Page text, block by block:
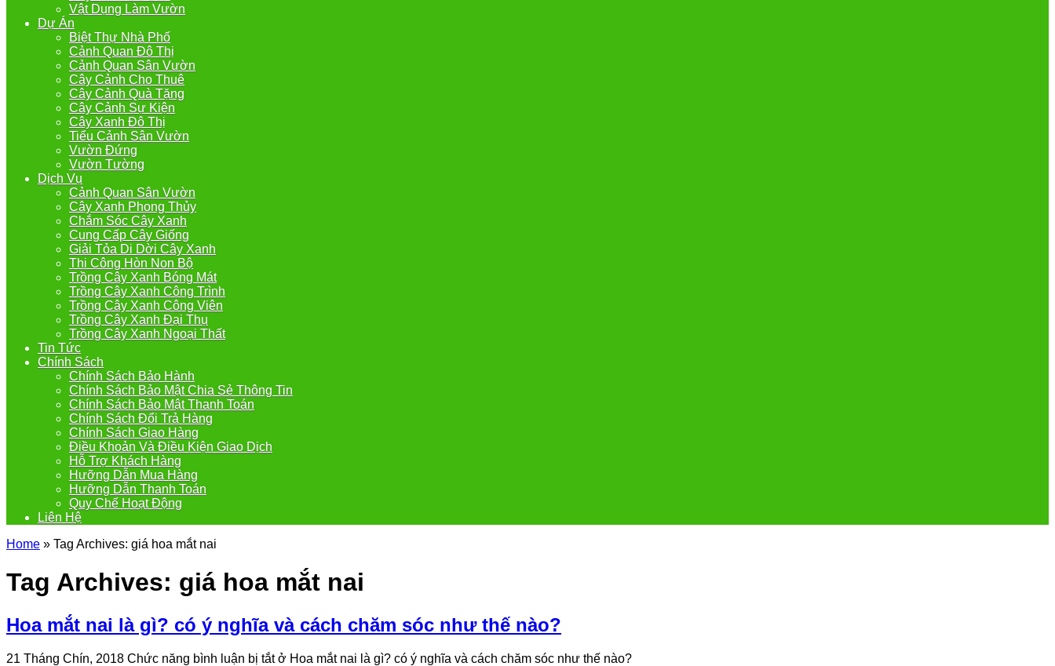
Vật Dụng Làm Vườn
Dự Án
Biệt Thự Nhà Phố
Cảnh Quan Đô Thị
Cảnh Quan Sân Vườn
Cây Cảnh Cho Thuê
Cây Cảnh Quà Tặng
Cây Cảnh Sự Kiện
Cây Xanh Đô Thị
Tiểu Cảnh Sân Vườn
Vườn Đứng
Vườn Tường
Dịch Vụ
Cảnh Quan Sân Vườn
Cây Xanh Phong Thủy
Chắm Sóc Cây Xanh
Cung Cấp Cây Giống
Giải Tỏa Di Dời Cây Xanh
Thi Công Hòn Non Bộ
Trồng Cây Xanh Bóng Mát
Trồng Cây Xanh Công Trình
Trồng Cây Xanh Công Viên
Trồng Cây Xanh Đại Thụ
Trồng Cây Xanh Ngoại Thất
Tin Tức
Chính Sách
Chính Sách Bảo Hành
Chính Sách Bảo Mật Chia Sẻ Thông Tin
Chính Sách Bảo Mật Thanh Toán
Chính Sách Đổi Trả Hàng
Chính Sách Giao Hàng
Điều Khoản Và Điều Kiện Giao Dịch
Hỗ Trợ Khách Hàng
Hưỡng Dẫn Mua Hàng
Hưỡng Dẫn Thanh Toán
Quy Chế Hoạt Động
Liên Hệ
Home » Tag Archives: giá hoa mắt nai
Tag Archives: giá hoa mắt nai
Hoa mắt nai là gì? có ý nghĩa và cách chăm sóc như thế nào?
21 Tháng Chín, 2018 Chức năng bình luận bị tắtở Hoa mắt nai là gì? có ý nghĩa và cách chăm sóc như thế nào?